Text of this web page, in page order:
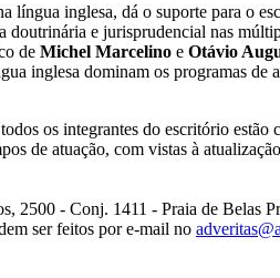
língua inglesa, dá o suporte para o
doutrinária e jurisprudencial nas
de Michel Marcelino e Otávio
inglesa dominam os programas de
os integrantes do escritório estão
de atuação, com vistas à
2500 - Conj. 1411 - Praia de Belas
ser feitos por e-mail no